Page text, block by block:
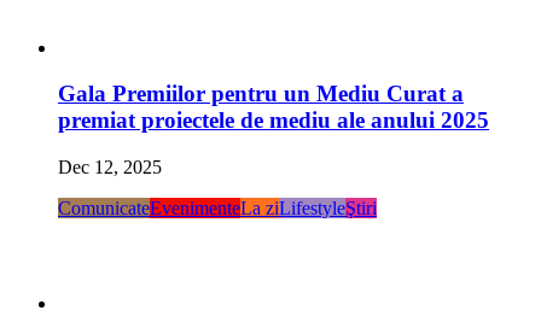
Gala Premiilor pentru un Mediu Curat a
premiat proiectele de mediu ale anului 2025
Dec 12, 2025
ComunicateEvenimenteLa ziLifestyleŞtiri